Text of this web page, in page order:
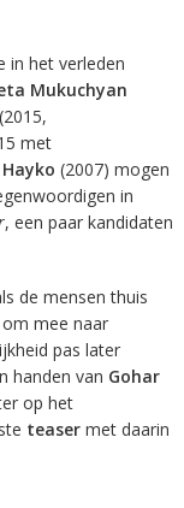
in het verleden
Mukuchyan
(2015,
met
Hayko (2007) mogen
in
, een paar kandidaten
de mensen thuis
mee naar
pas later
handen van Gohar
op het
teasermet daarin